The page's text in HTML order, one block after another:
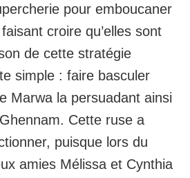
pour emboucaner
croire qu’elles sont
de cette stratégie
simple : faire basculer
Marwa la persuadant ainsi
Cette ruse a
puisque lors du
amies Mélissa et Cynthia